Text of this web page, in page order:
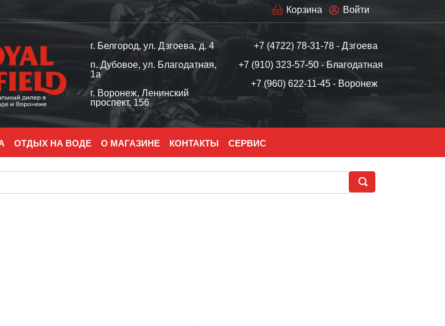
Войти
Корзина
г. Белгород, ул. Дзгоева, д. 4
п. Дубовое, ул. Благодатная,
1а
г. Воронеж, Ленинский
проспект, 156
+7 (4722) 78-31-78 - Дзгоева
+7 (910) 323-57-50 - Благодатная
+7 (960) 622-11-45 - Воронеж
ОТДЫХ НА ВОДЕ О МАГАЗИНЕ КОНТАКТЫ СЕРВИС